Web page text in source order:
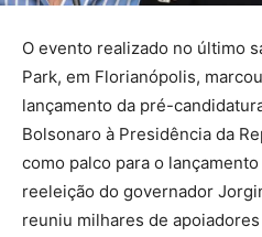
O evento realizado no último
Park, em Florianópolis,
lançamento da pré-
Bolsonaro à Presidência da
como palco para o
reeleição do governador
reuniu milhares de